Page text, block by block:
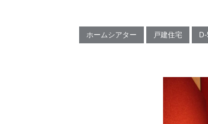
ホームシアター 戸建住宅